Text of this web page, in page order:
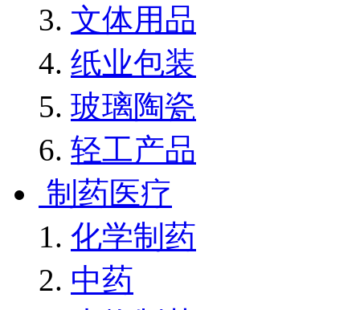
文体用品
纸业包装
玻璃陶瓷
轻工产品
制药医疗
化学制药
中药